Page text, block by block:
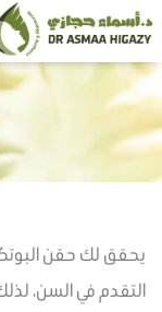
تخطي
إلى
المحتوى
يحقق لك حقن
التقدم في السن،